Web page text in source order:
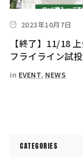
CATEGORIES
2023年10月7日
【終了】11/18
フライライン試
in EVENT, NEWS